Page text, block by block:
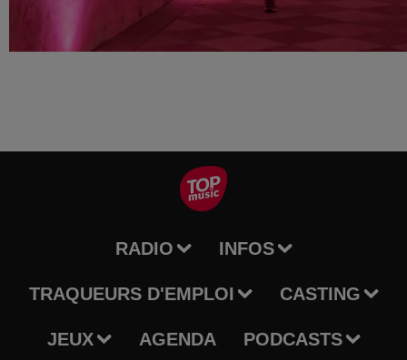
RADIO INFOS
TRAQUEURS D'EMPLOI CASTING
JEUX AGENDA PODCASTS